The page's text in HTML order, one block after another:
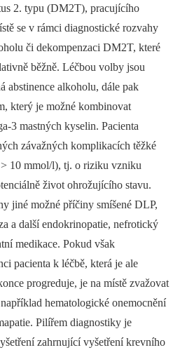
2. typu (DM2T), pracujícího
se v rámci diagnostické rozvahy
či dekompenzaci DM2T, které
běžně. Léčbou volby jsou
abstinence alkoholu, dále pak
který je možné kombinovat
3 mastných kyselin. Pacienta
závažných komplikacích těžké
10 mmol/l), tj. o riziku vzniku
život ohrožujícího stavu.
jiné možné příčiny smíšené DLP,
a další endokrinopatie, nefrotický
medikace. Pokud však
pacienta k léčbě, která je ale
progreduje, je na místě zvažovat
hematologické onemocnění
Pilířem diagnostiky je
zahrnující vyšetření krevního